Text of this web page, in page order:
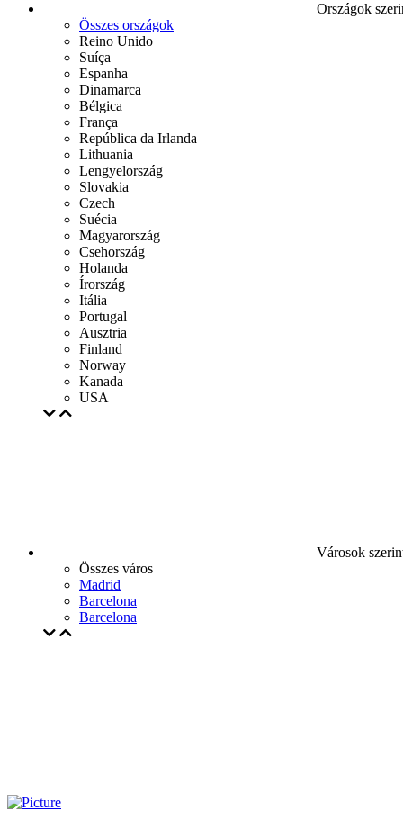
Országok
Összes országok
Reino Unido
Suíça
Espanha
Dinamarca
Bélgica
França
República da Irlanda
Lithuania
Lengyelország
Slovakia
Czech
Suécia
Magyarország
Csehország
Holanda
Írország
Itália
Portugal
Ausztria
Finland
Norway
Kanada
USA
Városok
Összes város
Madrid
Barcelona
Barcelona